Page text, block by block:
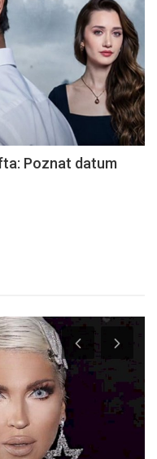
Poznat datum